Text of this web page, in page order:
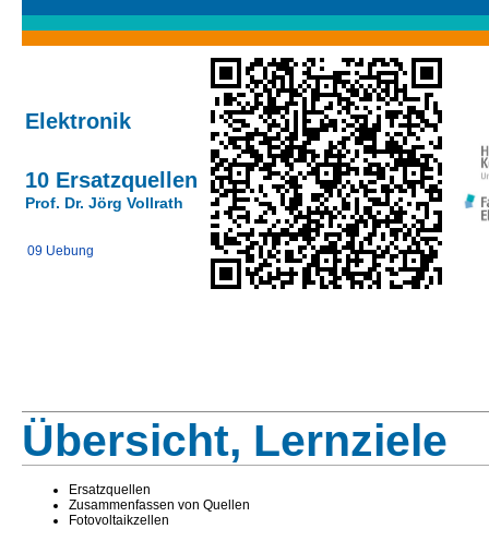
Elektronik
10 Ersatzquellen
Prof. Dr. Jörg Vollrath
09 Uebung
Übersicht, Lernziele
Ersatzquellen
Zusammenfassen von Quellen
Fotovoltaikzellen